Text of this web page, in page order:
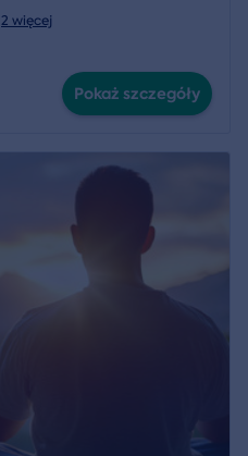
2 więcej
Pokaż szczegóły